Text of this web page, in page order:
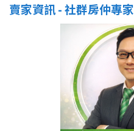
賣家資訊 - 社群房仲專家